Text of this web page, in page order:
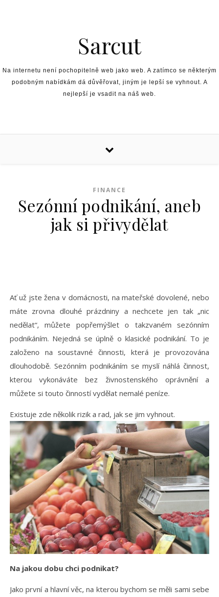
Sarcut
Na internetu není pochopitelně web jako web. A zatímco se některým
podobným nabídkám dá důvěřovat, jiným je lepší se vyhnout. A
nejlepší je vsadit na náš web.
FINANCE
Sezónní podnikání, aneb
jak si přivydělat
Ať už jste žena v domácnosti, na mateřské dovolené, nebo
máte zrovna dlouhé prázdniny a nechcete jen tak „nic
nedělat“, můžete popřemýšlet o takzvaném sezónním
podnikáním. Nejedná se úplně o klasické podnikání. To je
založeno na soustavné činnosti, která je provozována
dlouhodobě. Sezónním podnikáním se myslí náhlá činnost,
kterou vykonáváte bez živnostenského oprávnění a
můžete si touto činností vydělat nemalé peníze.
Existuje zde několik rizik a rad, jak se jim vyhnout.
Na jakou dobu chci podnikat?
Jako první a hlavní věc, na kterou bychom se měli sami sebe